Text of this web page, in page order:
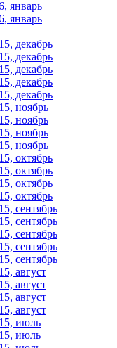
январь
январь
декабрь
декабрь
декабрь
декабрь
декабрь
ноябрь
ноябрь
ноябрь
ноябрь
октябрь
октябрь
октябрь
октябрь
сентябрь
сентябрь
сентябрь
сентябрь
сентябрь
август
август
август
август
июль
июль